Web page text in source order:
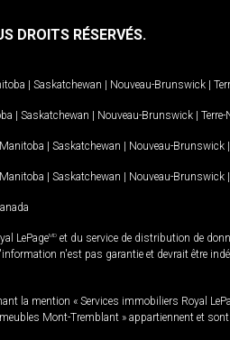
DROITS RÉSERVÉS.
| Saskatchewan | Nouveau-Brunswick |
| Saskatchewan | Nouveau-Brunswick | Terre-
Manitoba | Saskatchewan | Nouveau-Brunswick |
Manitoba | Saskatchewan | Nouveau-Brunswick |
LePageMD et du service de distribution de
n'est pas garantie et devrait être
la mention « Services immobiliers Royal
Mont-Tremblant » appartiennent et